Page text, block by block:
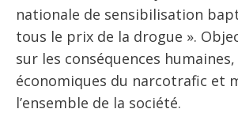
nationale de sensibilisation
tous le prix de la drogue ».
sur les conséquences
économiques du narcotrafic et
l’ensemble de la société.